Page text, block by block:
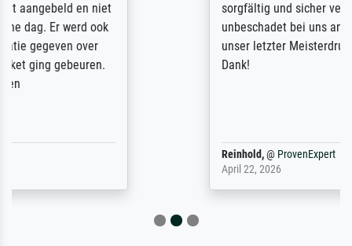
sorgfältig und sicher verpackt, so dass es
unbeschadet bei uns ankam. Es wird nicht
unser letzter Meisterdruck sein. Vielen
Dank!